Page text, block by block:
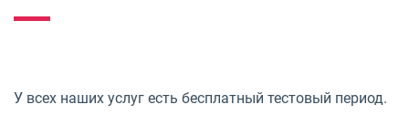
У всех наших услуг есть бесплатный тестовый период.